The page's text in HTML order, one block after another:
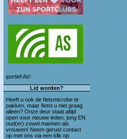
Lid worden?
Heeft u ook de fietsmicrobe te
pakken, maar fietst u niet graag
alleen? Onze deur staat altijd
open voor nieuwe leden, jong EN
oud(er) zowel mannen als
vrouwen! Neem gerust contact
op met ons via een klik op